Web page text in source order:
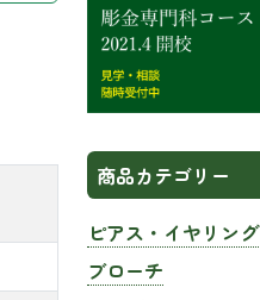
商品カテゴリー
ピアス・イヤリング
ブローチ